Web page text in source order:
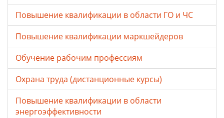
Повышение квалификации в области ГО и ЧС
Повышение квалификации маркшейдеров
Обучение рабочим профессиям
Охрана труда (дистанционные курсы)
Повышение квалификации в области
энергоэффективности